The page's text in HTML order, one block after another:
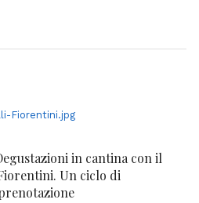
in cantina con il
Un ciclo di